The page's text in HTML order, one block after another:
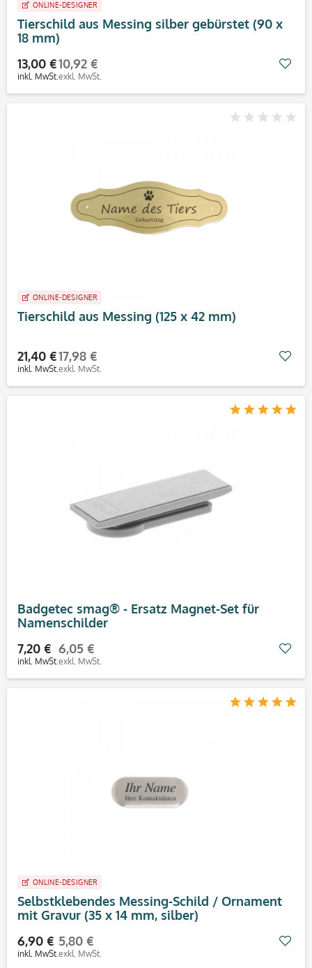
ONLINE-DESIGNER
Tierschild aus Messing silber gebürstet (90 x
18 mm)
13,00 €
inkl. MwSt.
10,92 €
exkl. MwSt.
ONLINE-DESIGNER
Tierschild aus Messing (125 x 42 mm)
21,40 €
inkl. MwSt.
17,98 €
exkl. MwSt.
Badgetec smag® - Ersatz Magnet-Set für
Namenschilder
7,20 €
inkl. MwSt.
6,05 €
exkl. MwSt.
ONLINE-DESIGNER
Selbstklebendes Messing-Schild / Ornament
mit Gravur (35 x 14 mm, silber)
6,90 €
inkl. MwSt.
5,80 €
exkl. MwSt.